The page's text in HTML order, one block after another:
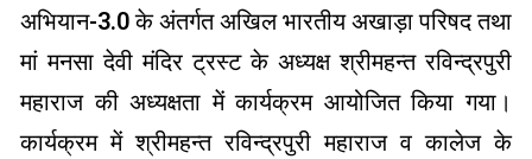
अभियान-3.0 के अंतर्गत अखिल भारतीय अखाड़ा परिषद तथा
मां मनसा देवी मंदिर ट्रस्ट के अध्यक्ष श्रीमहन्त रविन्द्रपुरी
महाराज की अध्यक्षता में कार्यक्रम आयोजित किया गया।
कार्यक्रम में श्रीमहन्त रविन्द्रपुरी महाराज व कालेज के